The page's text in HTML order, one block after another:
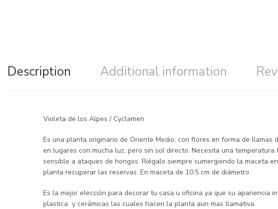
Description Additional information
Violeta de los Alpes / Cyclamen
Es una planta originario de Oriente Medio, con flores en forma de
en lugares con mucha luz, pero sin sol directo. Necesita una
sensible a ataques de hongos. Riégalo siempre sumergiendo la maceta
planta recuperar las reservas. En maceta de 10.5 cm de diámetro.
Es la mejor elección para decorar tu casa u oficina ya que su apariencia
plastica y cerámicas las cuales hacen la planta aun mas llamativa.